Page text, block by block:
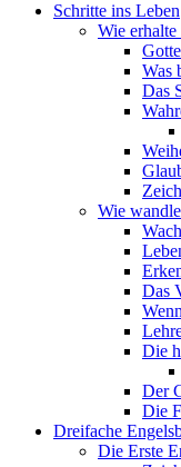
Schritte ins Leben
Wie
Was
Das
Wie
Das
Die
Der
Die
Dreifache
Die Erste